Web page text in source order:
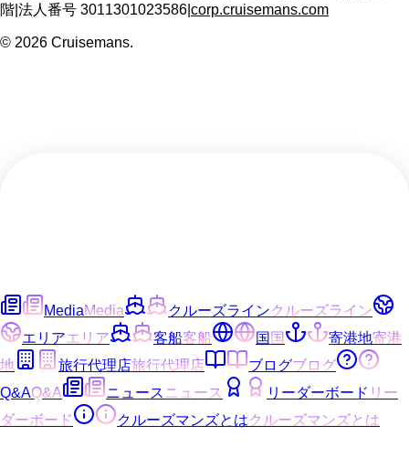
階 法人番号 3011301023586 corp.cruisemans.com
© 2026 Cruisemans.
MediaMedia クルーズラインクルーズライン
エリアエリア 客船客船 国国 寄港地寄港
地
旅行代理店旅行代理店 ブログブログ
Q&AQ&A ニュース ニュース リーダーボード リー
ダーボード
クルーズマンズとはクルーズマンズとは